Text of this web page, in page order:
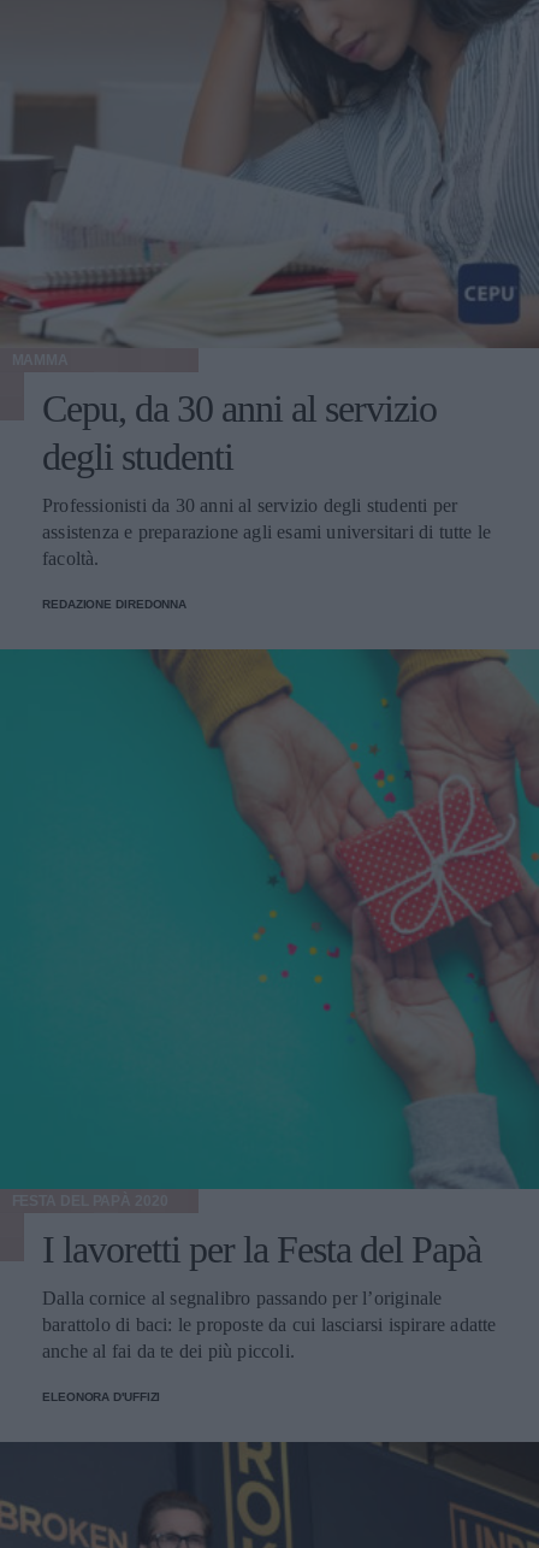
Cepu, da 30 anni al servizio
degli studenti
Professionisti da 30 anni al servizio degli studenti per
assistenza e preparazione agli esami universitari di tutte le
facoltà.
REDAZIONE DIREDONNA
I lavoretti per la Festa del Papà
Dalla cornice al segnalibro passando per l’originale
barattolo di baci: le proposte da cui lasciarsi ispirare adatte
anche al fai da te dei più piccoli.
ELEONORA D'UFFIZI